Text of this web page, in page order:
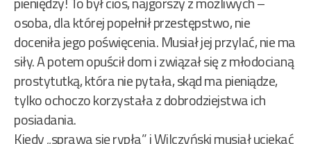
osoba, dla której popełnił przestępstwo, nie
doceniła jego poświęcenia. Musiał jej przylać, nie ma
siły. A potem opuścił dom i związał się z młodocianą
prostytutką, która nie pytała, skąd ma pieniądze,
tylko ochoczo korzystała z dobrodziejstwa ich
posiadania.
Kiedy „sprawa się rypła” i Wilczyński musiał uciekać